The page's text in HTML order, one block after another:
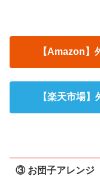
【Amazon】
【楽天市場
③ お団子アレンジ